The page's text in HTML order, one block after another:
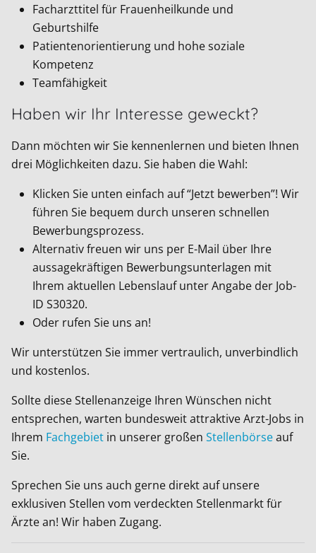
Facharzttitel für Frauenheilkunde und
Geburtshilfe
Patientenorientierung und hohe soziale
Kompetenz
Teamfähigkeit
Haben wir Ihr Interesse geweckt?
Dann möchten wir Sie kennenlernen und bieten Ihnen
drei Möglichkeiten dazu. Sie haben die Wahl:
Klicken Sie unten einfach auf “Jetzt bewerben”! Wir
führen Sie bequem durch unseren schnellen
Bewerbungsprozess.
Alternativ freuen wir uns per E-Mail über Ihre
aussagekräftigen Bewerbungsunterlagen mit
Ihrem aktuellen Lebenslauf unter Angabe der Job-
ID S30320.
Oder rufen Sie uns an!
Wir unterstützen Sie immer vertraulich, unverbindlich
und kostenlos.
Sollte diese Stellenanzeige Ihren Wünschen nicht
entsprechen, warten bundesweit attraktive Arzt-Jobs in
Ihrem Fachgebiet in unserer großen Stellenbörseauf
Sie.
Sprechen Sie uns auch gerne direkt auf unsere
exklusiven Stellen vom verdeckten Stellenmarkt für
Ärzte an! Wir haben Zugang.